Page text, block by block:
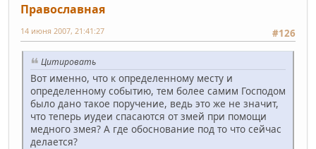
Православная
#126
14 июня 2007, 21:41:27
Цитировать
Вот именно, что к определенному месту и
определенному событию, тем более самим Господом
было дано такое поручение, ведь это же не значит,
что теперь иудеи спасаются от змей при помощи
медного змея? А где обоснование под то что сейчас
делается?